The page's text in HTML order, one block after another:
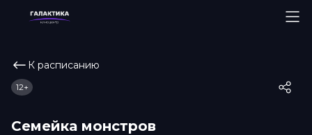
К расписанию
Семейка монстров
12+